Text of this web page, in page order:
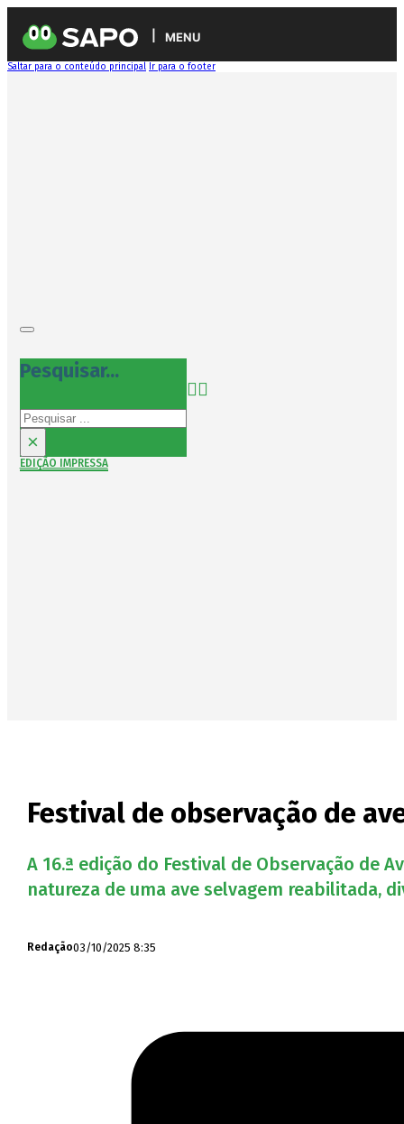
MENU
Saltar para o conteúdo principal Ir para o footer
Pesquisar...
Pesquisar
×
EDIÇÃO IMPRESSA
Festival de observação de
A 16.ª edição do Festival de Observação de
natureza de uma ave selvagem reabilitada,
Redação03/10/2025 8:35